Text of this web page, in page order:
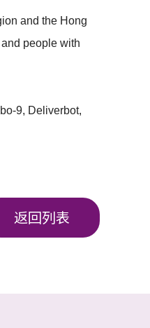
and the Hong
people with
9, Deliverbot,
返回列表